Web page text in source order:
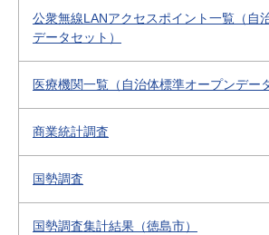
公衆無線LANアクセスポイント一覧（自
データセット）
医療機関一覧（自治体標準オープンデー
商業統計調査
国勢調査
国勢調査集計結果（徳島市）